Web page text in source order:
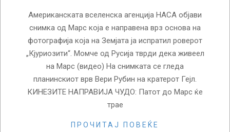
Американската вселенска агенција НАСА објави
снимка од Марс која е направена врз основа на
фотографија која на Земјата ја испратил роверот
„Кјуриозити“. Момче од Русија тврди дека живеел
на Марс (видео) На снимката се гледа
планинскиот врв Вери Рубин на кратерот Гејл.
КИНЕЗИТЕ НАПРАВИЈА ЧУДО: Патот до Марс ќе
трае
ПРОЧИТАЈ ПОВЕЌЕ